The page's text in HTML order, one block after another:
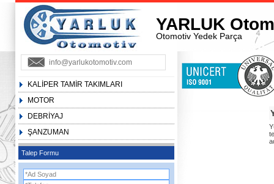
info@yarlukotomotiv.com
KALİPER TAMİR TAKIMLARI
MOTOR
DEBRİYAJ
ŞANZUMAN
Talep Formu
YARLUK
Otomotiv Yedek Parça